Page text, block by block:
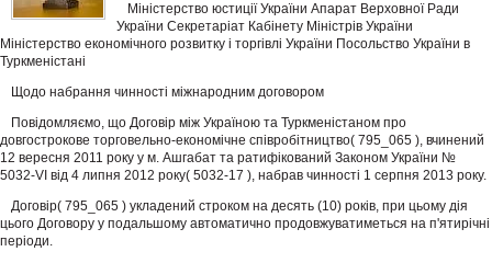
Міністерство юстиції України Апарат Верховної Ради
України Секретаріат Кабінету Міністрів України
Міністерство економічного розвитку і торгівлі України Посольство України в
Туркменістані
Щодо набрання чинності міжнародним договором
Повідомляємо, що Договір між Україною та Туркменістаном про
довгострокове торговельно-економічне співробітництво( 795_065 ), вчинений
12 вересня 2011 року у м. Ашгабат та ратифікований Законом України №
5032-VI від 4 липня 2012 року( 5032-17 ), набрав чинності 1 серпня 2013 року.
Договір( 795_065 ) укладений строком на десять (10) років, при цьому дія
цього Договору у подальшому автоматично продовжуватиметься на п'ятирічні
періоди.